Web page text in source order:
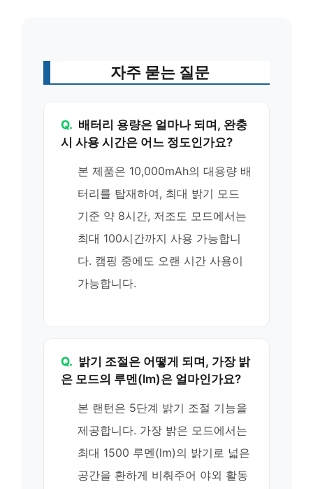
자주 묻는 질문
Q. 배터리 용량은 얼마나 되며, 완충
시 사용 시간은 어느 정도인가요?
본 제품은 10,000mAh의 대용량 배
터리를 탑재하여, 최대 밝기 모드
기준 약 8시간, 저조도 모드에서는
최대 100시간까지 사용 가능합니
다. 캠핑 중에도 오랜 시간 사용이
가능합니다.
Q. 밝기 조절은 어떻게 되며, 가장 밝
은 모드의 루멘(lm)은 얼마인가요?
본 랜턴은 5단계 밝기 조절 기능을
제공합니다. 가장 밝은 모드에서는
최대 1500 루멘(lm)의 밝기로 넓은
공간을 환하게 비춰주어 야외 활동